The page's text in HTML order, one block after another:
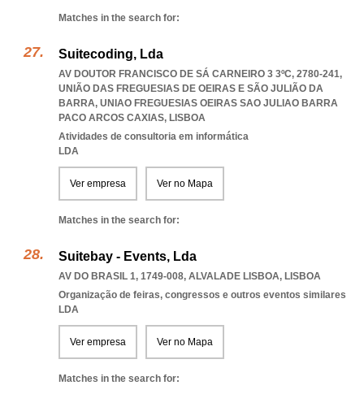
Matches in the search for:
Suitecoding, Lda
AV DOUTOR FRANCISCO DE SÁ CARNEIRO 3 3ºC, 2780-241,
UNIÃO DAS FREGUESIAS DE OEIRAS E SÃO JULIÃO DA
BARRA, UNIAO FREGUESIAS OEIRAS SAO JULIAO BARRA
PACO ARCOS CAXIAS, LISBOA
Atividades de consultoria em informática
LDA
Ver empresa Ver no Mapa
Matches in the search for:
Suitebay - Events, Lda
AV DO BRASIL 1, 1749-008, ALVALADE LISBOA, LISBOA
Organização de feiras, congressos e outros eventos similares
LDA
Ver empresa Ver no Mapa
Matches in the search for: